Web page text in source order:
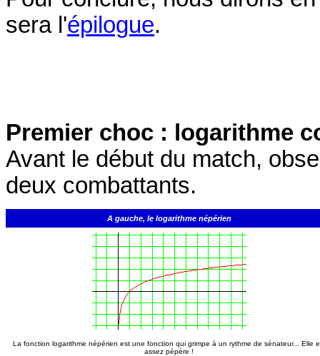
sera l'épilogue.
Premier choc : logarithme
Avant le début du match,
deux combattants.
A gauche, le logarithme népérien
La fonction logarithme népérien est une fonction qui grimpe à un rythme de sénateur... Elle
assez pépère !